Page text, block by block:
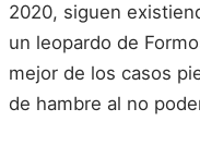
2020, siguen
un leopardo de
mejor de los casos
de hambre al no